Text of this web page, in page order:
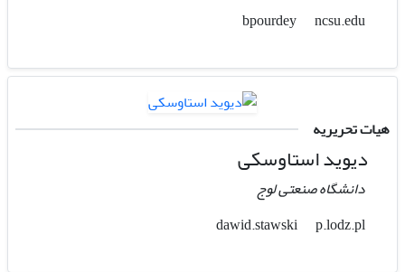
ncsu.edu
هیات تحریریه
دیوید استاوسکی
دانشگاه صنعتی لوج
p.lodz.pl